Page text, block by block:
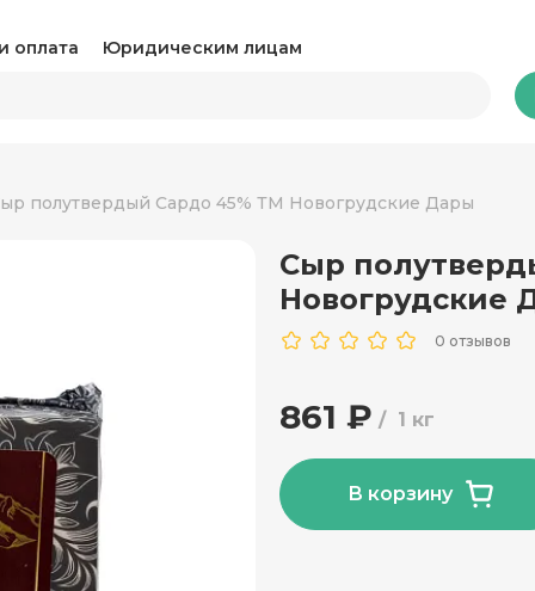
оплата Юридическим лицам
полутвердый Сардо 45% ТМ Новогрудские Дары
Сыр
Новогрудские
0 отзывов
1 кг
861 ₽
В корзину
Бакалея
Какао и горячий шоколад
Овощные консервы
Соль, сахар и специи
Сухари и снеки